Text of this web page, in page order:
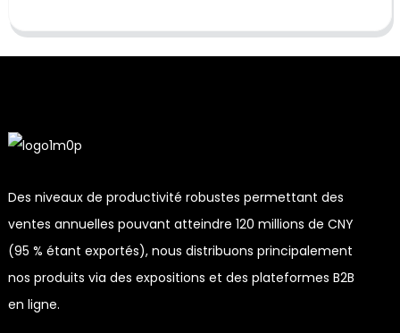
Des niveaux de productivité robustes permettant des
ventes annuelles pouvant atteindre 120 millions de CNY
(95 % étant exportés), nous distribuons principalement
nos produits via des expositions et des plateformes B2B
en ligne.